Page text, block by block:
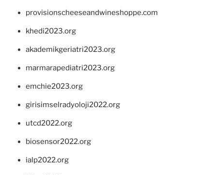
provisionscheeseandwineshoppe.com
khedi2023.org
akademikgeriatri2023.org
marmarapediatri2023.org
emchie2023.org
girisimselradyoloji2022.org
utcd2022.org
biosensor2022.org
ialp2022.org